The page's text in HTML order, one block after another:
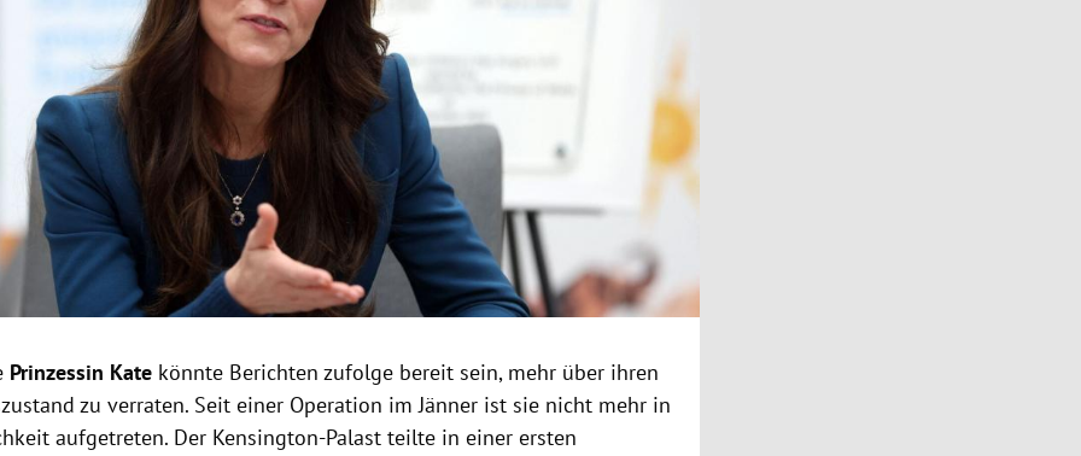
Prinzessin Kate könnte Berichten zufolge bereit sein, mehr über ihren
zu verraten. Seit einer Operation im Jänner ist sie nicht mehr in
aufgetreten. Der Kensington-Palast teilte in einer ersten